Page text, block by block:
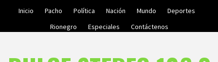
Inicio Pacho Política Nación Mundo
Deportes
Rionegro
Especiales Contáctenos